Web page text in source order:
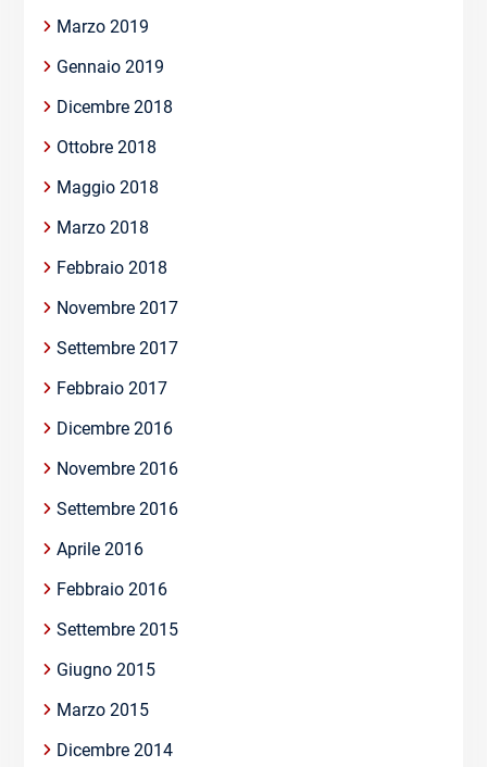
Marzo 2019
Gennaio 2019
Dicembre 2018
Ottobre 2018
Maggio 2018
Marzo 2018
Febbraio 2018
Novembre 2017
Settembre 2017
Febbraio 2017
Dicembre 2016
Novembre 2016
Settembre 2016
Aprile 2016
Febbraio 2016
Settembre 2015
Giugno 2015
Marzo 2015
Dicembre 2014